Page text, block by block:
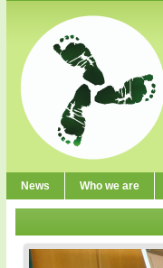
News Who we are